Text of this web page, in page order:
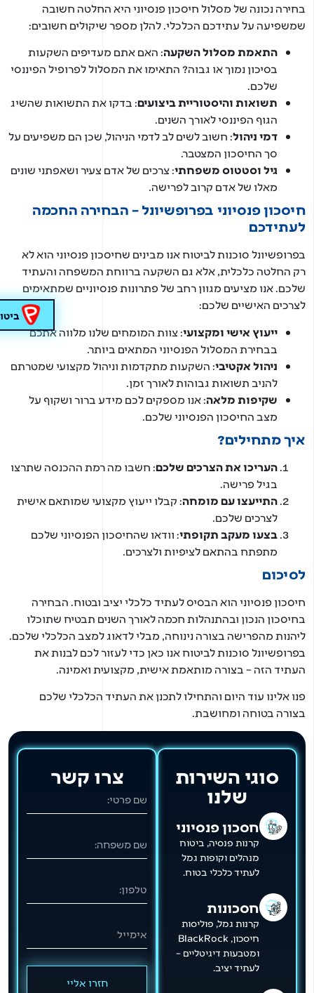
נכונה של מסלול חיסכון פנסיוני היא החלטה חשובה
על עתידכם הכלכלי. להלן מספר שיקולים חשובים:
התאמת מסלול השקעה: האם אתם מעדיפים השקעות
בסיכון נמוך או גבוה? התאימו את המסלול לפרופיל הפיננסי
שלכם.
תשואות והיסטוריית ביצועים: בדקו את התשואות שהשיג
הגוף הפיננסי לאורך השנים.
דמי ניהול: חשוב לשים לב לדמי הניהול, שכן הם משפיעים על
סך החיסכון המצטבר.
גיל וסטטוס משפחתי: צרכים של אדם צעיר ושאפתני שונים
מאלו של אדם קרוב לפרישה.
פנסיוני בפרופשיונל – הבחירה החכמה
סוכנות לביטוח אנו מבינים שחיסכון פנסיוני הוא לא
החלטה כלכלית, אלא גם השקעה ברווחת המשפחה והעתיד
אנו מציעים מגוון רחב של פתרונות פנסיוניים שמתאימים
האישיים שלכם:
ייעוץ אישי ומקצועי: צוות המומחים שלנו מלווה אתכם
בבחירת המסלול הפנסיוני המתאים ביותר.
ניהול אקטיבי: השקעות מתקדמות וניהול מקצועי שמטרתם
להניב תשואות גבוהות לאורך זמן.
שקיפות מלאה: אנו מספקים לכם מידע ברור ושקוף על
מצב החיסכון הפנסיוני שלכם.
מתחילים?
העריכו את הצרכים שלכם: חשבו מה רמת ההכנסה שתרצו
בגיל פרישה.
התייעצו עם מומחה: קבלו ייעוץ מקצועי שמותאם אישית
לצרכים שלכם.
בצעו מעקב תקופתי: וודאו שהחיסכון הפנסיוני שלכם
מתפתח בהתאם לציפיות ולצרכים.
פנסיוני הוא הבסיס לעתיד כלכלי יציב ובטוח. הבחירה
הנכון ובהתנהלות חכמה לאורך השנים תבטיח שתוכלו
מהפרישה בצורה נינוחה, מבלי לדאוג למצב הכלכלי שלכם.
סוכנות לביטוח אנו כאן כדי לעזור לכם לבנות את
הזה – בצורה מותאמת אישית, מקצועית ואמינה.
אלינו עוד היום והתחילו לתכנן את העתיד הכלכלי שלכם
בטוחה ומחושבת.
סוגי השירות
שלנו
חסכון פנסיוני
קרנות פנסיה, ביטוח
מנהלים וקופות גמל
לעתיד כלכלי בטוח.
חסכונות
קרנות גמל, פוליסות
חיסכון, BlackRock
ומטבעות דיגיטליים –
לעתיד יציב.
צרו קשר
חזרו אליי
ביטוח